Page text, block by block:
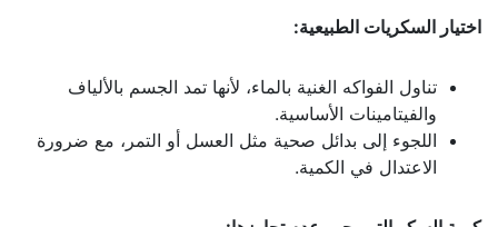
اختيار السكريات الطبيعية:
تناول الفواكه الغنية بالماء، لأنها تمد الجسم بالألياف
والفيتامينات الأساسية.
اللجوء إلى بدائل صحية مثل العسل أو التمر، مع ضرورة
الاعتدال في الكمية.